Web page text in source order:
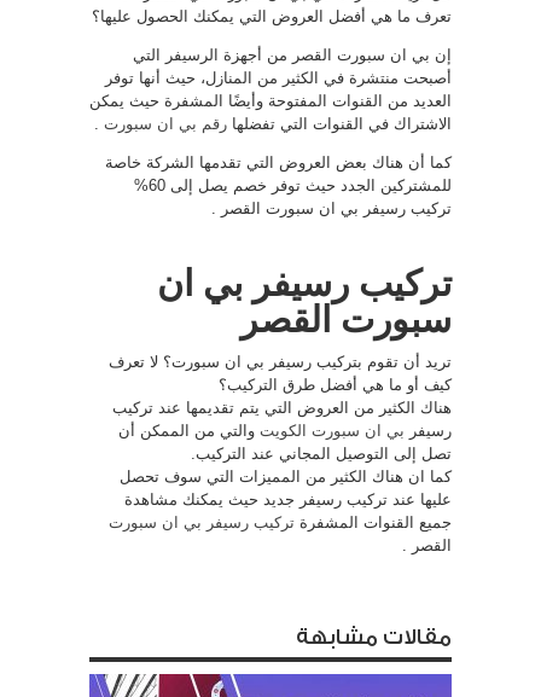
تعرف ما هي أفضل العروض التي يمكنك الحصول عليها؟
إن بي ان سبورت القصر من أجهزة الرسيفر التي
أصبحت منتشرة في الكثير من المنازل، حيث أنها توفر
العديد من القنوات المفتوحة وأيضًا المشفرة حيث يمكن
الاشتراك في القنوات التي تفضلها رقم بي ان سبورت
كما أن هناك بعض العروض التي تقدمها الشركة خاصة
للمشتركين الجدد حيث توفر خصم يصل إلى 60%
تركيب رسيفر بي ان سبورت القصر .
تركيب رسيفر بي ان
سبورت القصر
تريد أن تقوم بتركيب رسيفر بي ان سبورت؟ لا تعرف
كيف أو ما هي أفضل طرق التركيب؟
هناك الكثير من العروض التي يتم تقديمها عند تركيب
رسيفر بي ان سبورت الكويت والتي من الممكن أن
تصل إلى التوصيل المجاني عند التركيب.
كما ان هناك الكثير من المميزات التي سوف تحصل
عليها عند تركيب رسيفر جديد حيث يمكنك مشاهدة
جميع القنوات المشفرة تركيب رسيفر بي ان سبورت
القصر .
مقالات مشابهة